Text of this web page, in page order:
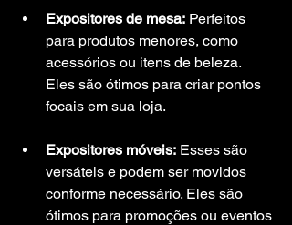
Expositores de mesa: Perfeitos
para produtos menores, como
acessórios ou itens de beleza.
Eles são ótimos para criar pontos
focais em sua loja.
Expositores móveis: Esses são
versáteis e podem ser movidos
conforme necessário. Eles são
ótimos para promoções ou eventos